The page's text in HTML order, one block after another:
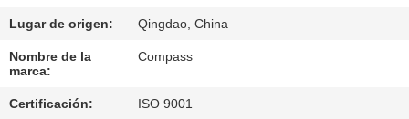
DE
CALIDAD
Lugar de origen: Qingdao, China
Nombre de la
marca:
Compass
Certificación: ISO 9001